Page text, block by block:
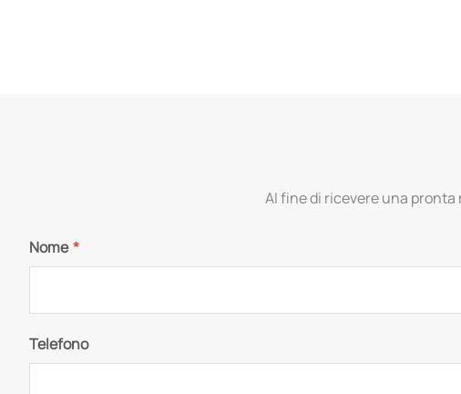
Al fine di ricevere una
Nome*
Telefono